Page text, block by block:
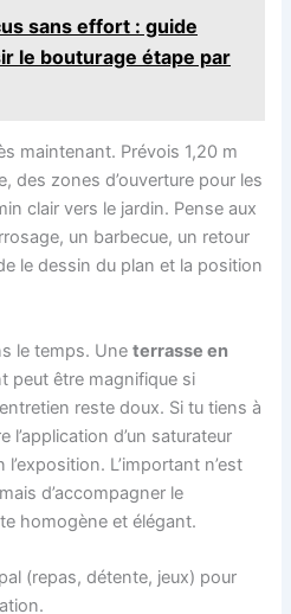
sans effort : guide
le bouturage étape par
maintenant. Prévois 1,20 m
des zones d’ouverture pour les
clair vers le jardin. Pense aux
un barbecue, un retour
le dessin du plan et la position
le temps. Uneterrasse en
peut être magnifique si
reste doux. Si tu tiens à
l’application d’un saturateur
L’important n’est
d’accompagner le
homogène et élégant.
(repas, détente, jeux) pour